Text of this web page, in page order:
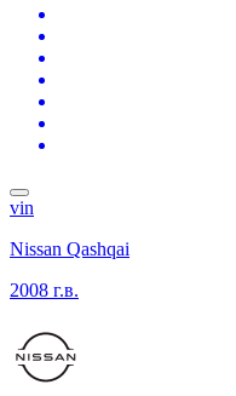
vin
Nissan Qashqai
2008 г.в.